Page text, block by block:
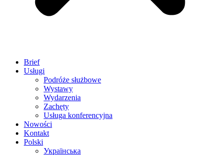
Brief
Usługi
Podróże służbowe
Wystawy
Wydarzenia
Zachęty
Usługa konferencyjna
Nowości
Kontakt
Polski
Українська